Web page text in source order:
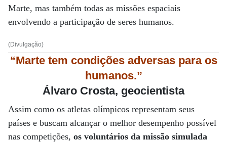
Marte, mas também todas as missões espaciais
envolvendo a participação de seres humanos.
(Divulgação)
“Marte tem condições adversas para os
humanos.”
Álvaro Crosta, geocientista
Assim como os atletas olímpicos representam seus
países e buscam alcançar o melhor desempenho possível
nas competições, os voluntários da missão simulada